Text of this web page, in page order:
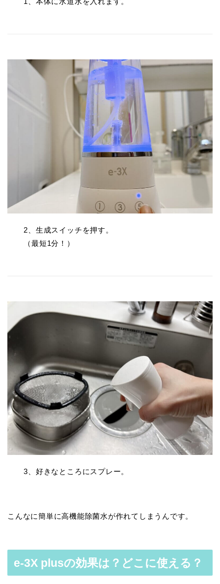
2、生成スイッチを押す。
（最短1分！）
3、好きなところにスプレー。
こんなに簡単に高機能除菌水が作れてしまうんです。
e-3X plusの効果は？どこに使える？